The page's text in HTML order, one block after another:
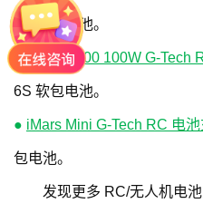
6S 软包电池。
● iMars S100 100W G-Tech
6S 软包电池。
● iMars Mini G-Tech RC 电
包电池。
发现更多 RC/无人机电池